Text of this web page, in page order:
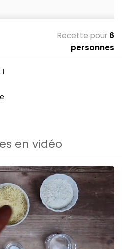
Recette pour 6
personnes
en vidéo